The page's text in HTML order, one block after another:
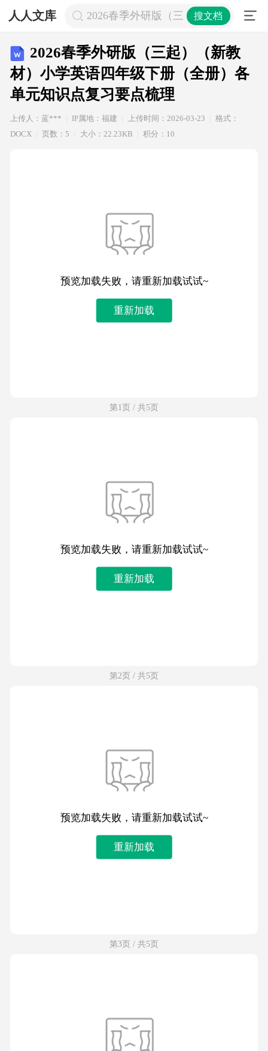
人人文库 2026春季外研版（三起）（新教材）
搜文档
2026春季外研版（三起）（新教
材）小学英语四年级下册（全册）各
单元知识点复习要点梳理
上传人：蓝*** IP属地：福建 上传时间：2026-03-23
格式：
DOCX
页数：5 大小：22.23KB 积分：10
预览加载失败，请重新加载试试~
重新加载
第1页 / 共5页
预览加载失败，请重新加载试试~
重新加载
第2页 / 共5页
预览加载失败，请重新加载试试~
重新加载
第3页 / 共5页